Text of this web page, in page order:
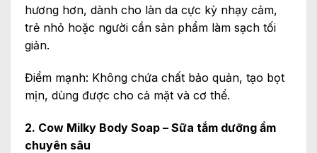
hương hơn, dành cho làn da cực kỳ nhạy cảm,
trẻ nhỏ hoặc người cần sản phẩm làm sạch tối
giản.
Điểm mạnh: Không chứa chất bảo quản, tạo bọt
mịn, dùng được cho cả mặt và cơ thể.
2. Cow Milky Body Soap – Sữa tắm dưỡng ẩm
chuyên sâu